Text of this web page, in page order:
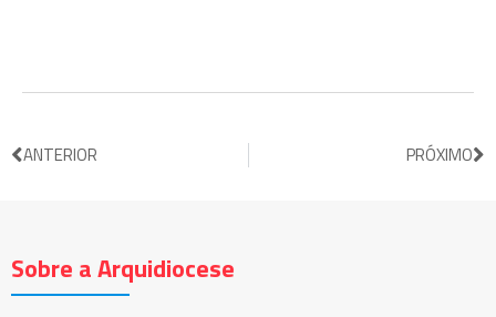
ANTERIOR PRÓXIMO
Sobre a Arquidiocese